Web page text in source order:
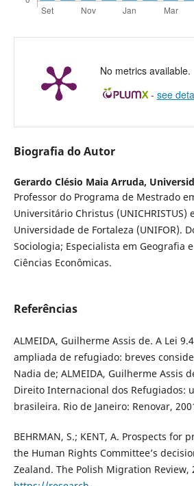
No metrics available.
- see
Biografia do Autor
Gerardo Clésio Maia Arruda,
Professor do Programa de Mestrado
Universitário Christus (UNICHRISTUS)
Universidade de Fortaleza (UNIFOR).
Sociologia; Especialista em Geografia
Ciências Econômicas.
Referências
ALMEIDA, Guilherme Assis de. A Lei
ampliada de refugiado: breves
Nadia de; ALMEIDA, Guilherme Assis
Direito Internacional dos Refugiados:
brasileira. Rio de Janeiro: Renovar,
BEHRMAN, S.; KENT, A. Prospects for
the Human Rights Committee’s
Zealand. The Polish Migration Review,